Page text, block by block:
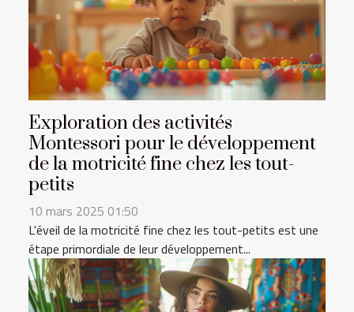
Exploration des activités
Montessori pour le développement
de la motricité fine chez les tout-
petits
10 mars 2025 01:50
L'éveil de la motricité fine chez les tout-petits est une
étape primordiale de leur développement...